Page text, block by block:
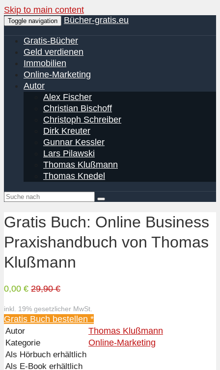
Skip to main content
Toggle navigation Bücher-gratis.eu
Gratis-Bücher
Geld verdienen
Immobilien
Online-Marketing
Autor
Alex Fischer
Christian Bischoff
Christoph Schreiber
Dirk Kreuter
Gunnar Kessler
Lars Pilawski
Thomas Klußmann
Thomas Knedel
Gratis Buch: Online Business
Praxishandbuch von Thomas
Klußmann
0,00 € 29,90 €
inkl. 19% gesetzlicher MwSt.
Gratis Buch bestellen *
Autor Thomas Klußmann
Kategorie Online-Marketing
Als Hörbuch erhältlich
Als E-Book erhältlich